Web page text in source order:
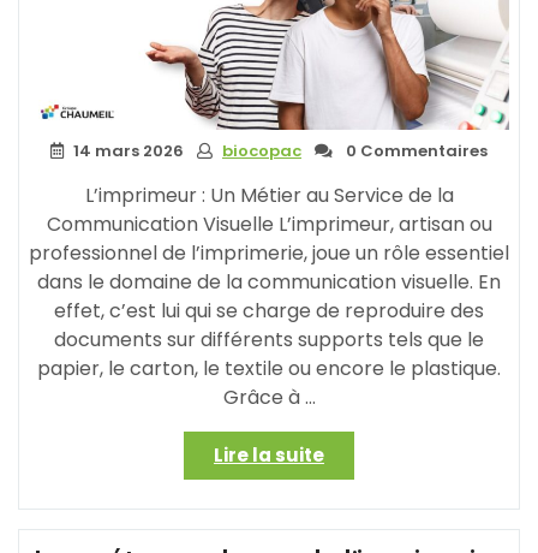
14 mars 2026 biocopac 0 Commentaires
L’imprimeur : Un Métier au Service de la
Communication Visuelle L’imprimeur, artisan ou
professionnel de l’imprimerie, joue un rôle essentiel
dans le domaine de la communication visuelle. En
effet, c’est lui qui se charge de reproduire des
documents sur différents supports tels que le
papier, le carton, le textile ou encore le plastique.
Grâce à …
Lire la suite« Les
Métamorphoses
de
l’Imprimeur